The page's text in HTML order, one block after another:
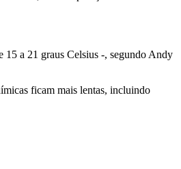
15 a 21 graus Celsius -, segundo Andy
ficam mais lentas, incluindo